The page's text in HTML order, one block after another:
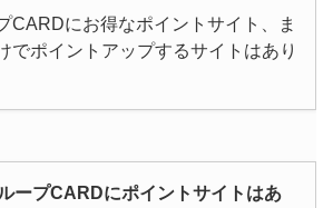
CARDにお得なポイントサイト、ま
でポイントアップするサイトはあり
ープCARDにポイントサイトはあ